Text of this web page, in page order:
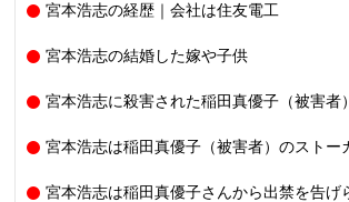
宮本浩志の経歴｜会社は住友電工
宮本浩志の結婚した嫁や子供
宮本浩志に殺害された稲田真優子（被害者
宮本浩志は稲田真優子（被害者）のストー
宮本浩志は稲田真優子さんから出禁を告げ